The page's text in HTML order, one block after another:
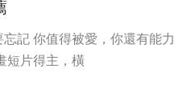
忘記 你值得被愛，你還有能力
短片得主，橫